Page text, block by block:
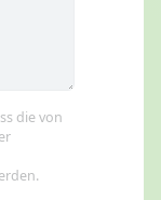
die von